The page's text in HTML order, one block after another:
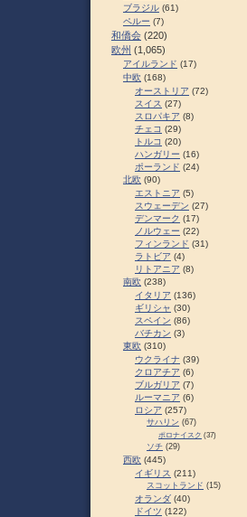
ブラジル (61)
ペルー (7)
和僑会 (220)
欧州 (1,065)
アイルランド (17)
中欧 (168)
オーストリア (72)
スイス (27)
スロパキア (8)
チェコ (29)
トルコ (20)
ハンガリー (16)
ポーランド (24)
北欧 (90)
エストニア (5)
スウェーデン (27)
デンマーク (17)
ノルウェー (22)
フィンランド (31)
ラトビア (4)
リトアニア (8)
南欧 (238)
イタリア (136)
ギリシャ (30)
スペイン (86)
バチカン (3)
東欧 (310)
ウクライナ (39)
クロアチア (6)
ブルガリア (7)
ルーマニア (6)
ロシア (257)
サハリン (67)
ポロナイスク (37)
ソチ (29)
西欧 (445)
イギリス (211)
スコットランド (15)
オランダ (40)
ドイツ (122)